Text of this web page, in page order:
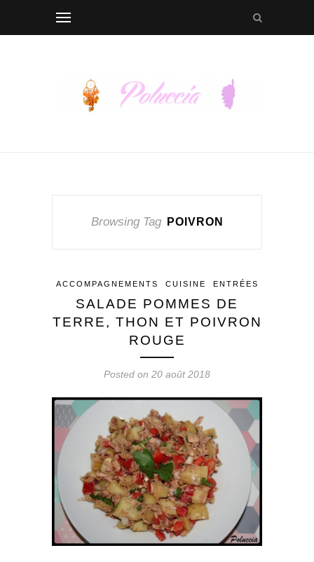
Browsing Tag POIVRON
ACCOMPAGNEMENTS CUISINE ENTRÉES
SALADE POMMES DE
TERRE, THON ET POIVRON
ROUGE
Posted on 20 août 2018